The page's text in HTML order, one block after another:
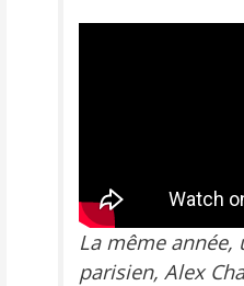
La même
parisien, Alex